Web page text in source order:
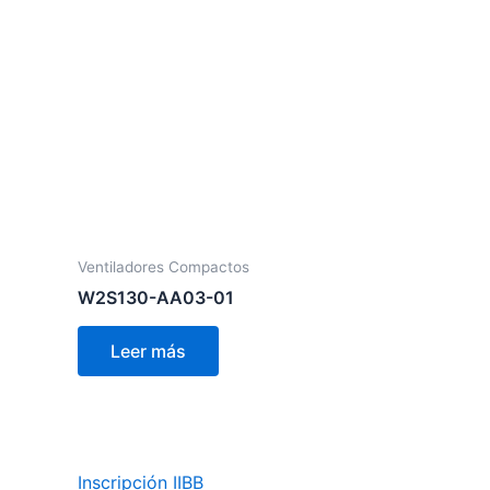
Ventiladores Compactos
W2S130-AA03-01
Leer más
Inscripción IIBB